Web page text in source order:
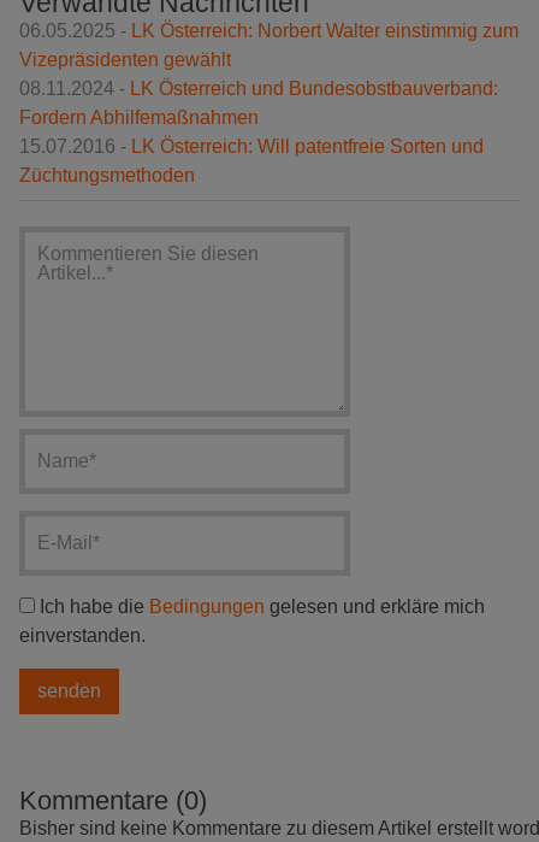
06.05.2025 - LK Österreich: Norbert Walter einstimmig zum
Vizepräsidenten gewählt
08.11.2024 - LK Österreich und Bundesobstbauverband:
Fordern Abhilfemaßnahmen
15.07.2016 - LK Österreich: Will patentfreie Sorten und
Züchtungsmethoden
Ich habe die Bedingungen gelesen und erkläre mich
einverstanden.
Kommentare (0)
Bisher sind keine Kommentare zu diesem Artikel erstellt